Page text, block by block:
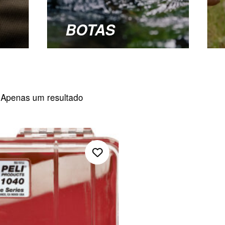
BOTAS
Apenas um resultado